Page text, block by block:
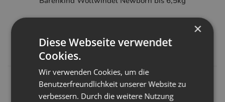
43,14 €*
×
Diese Webseite verwendet
Cookies.
Wir verwenden Cookies, um die
Benutzerfreundlichkeit unserer Website zu
verbessern. Durch die weitere Nutzung